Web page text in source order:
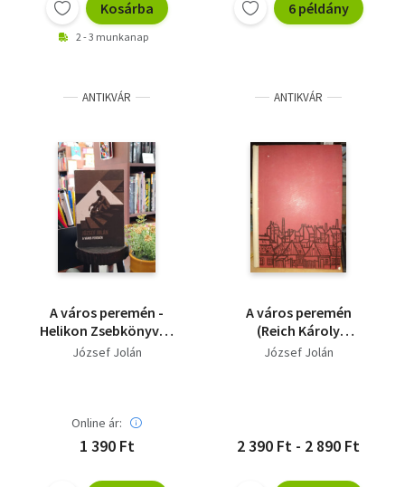
Kosárba
2 - 3 munkanap
6 példány
ANTIKVÁR
A város peremén -
Helikon Zsebkönyvek
104.
József Jolán
Online ár:
1 390 Ft
ANTIKVÁR
A város peremén
(Reich Károly
illusztrációival)
József Jolán
2 390 Ft - 2 890 Ft